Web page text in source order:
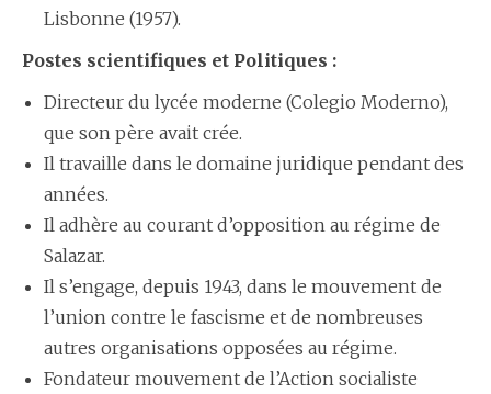
Lisbonne (1957).
Postes scientifiques et Politiques :
Directeur du lycée moderne (Colegio Moderno),
que son père avait crée.
Il travaille dans le domaine juridique pendant des
années.
Il adhère au courant d’opposition au régime de
Salazar.
Il s’engage, depuis 1943, dans le mouvement de
l’union contre le fascisme et de nombreuses
autres organisations opposées au régime.
Fondateur mouvement de l’Action socialiste